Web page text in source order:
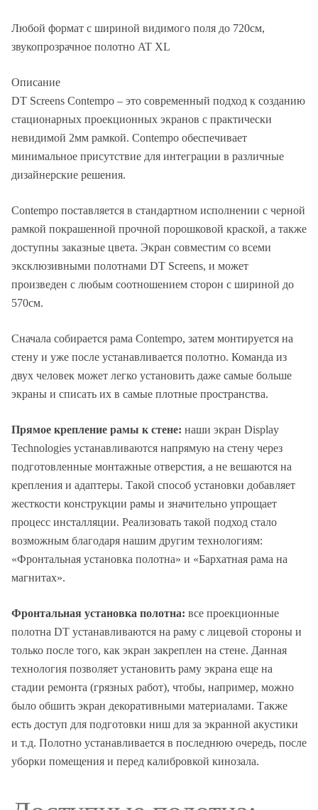
Любой формат с шириной видимого поля до 720см,
звукопрозрачное полотно AT XL
Описание
DT Screens Contempo – это современный подход к созданию
стационарных проекционных экранов с практически
невидимой 2мм рамкой. Contempo обеспечивает
минимальное присутствие для интеграции в различные
дизайнерские решения.
Contempo поставляется в стандартном исполнении с черной
рамкой покрашенной прочной порошковой краской, а также
доступны заказные цвета. Экран совместим со всеми
эксклюзивными полотнами DT Screens, и может
произведен с любым соотношением сторон с шириной до
570см.
Сначала собирается рама Contempo, затем монтируется на
стену и уже после устанавливается полотно. Команда из
двух человек может легко установить даже самые больше
экраны и списать их в самые плотные пространства.
Прямое крепление рамы к стене: наши экран Display
Technologies устанавливаются напрямую на стену через
подготовленные монтажные отверстия, а не вешаются на
крепления и адаптеры. Такой способ установки добавляет
жесткости конструкции рамы и значительно упрощает
процесс инсталляции. Реализовать такой подход стало
возможным благодаря нашим другим технологиям:
«Фронтальная установка полотна» и «Бархатная рама на
магнитах».
Фронтальная установка полотна: все проекционные
полотна DT устанавливаются на раму с лицевой стороны и
только после того, как экран закреплен на стене. Данная
технология позволяет установить раму экрана еще на
стадии ремонта (грязных работ), чтобы, например, можно
было обшить экран декоративными материалами. Также
есть доступ для подготовки ниш для за экранной акустики
и т.д. Полотно устанавливается в последнюю очередь, после
уборки помещения и перед калибровкой кинозала.